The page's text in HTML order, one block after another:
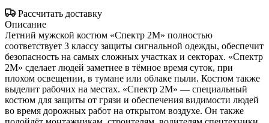
Рассчитать доставку
Описание
Летний мужской костюм «Спектр 2М» полностью
соответствует 3 классу защиты сигнальной одежды, обеспечит
безопасность на самых сложных участках и секторах. «Спектр
2М» сделает людей заметнее в тёмное время суток, при
плохом освещении, в тумане или облаке пыли. Костюм также
выделит рабочих на местах. «Спектр 2М» — специальный
костюм для защиты от грязи и обеспечения видимости людей
во время дорожных работ на открытом воздухе. Он также